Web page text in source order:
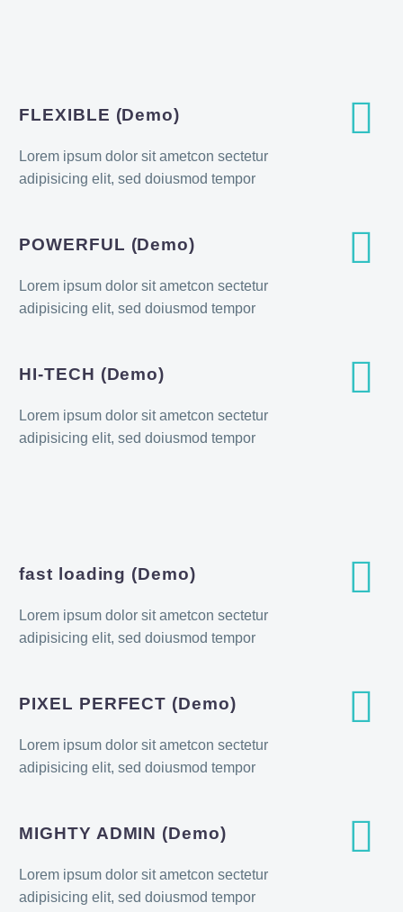
FLEXIBLE (Demo)
Lorem ipsum dolor sit ametcon sectetur
adipisicing elit, sed doiusmod tempor


POWERFUL (Demo)
Lorem ipsum dolor sit ametcon sectetur
adipisicing elit, sed doiusmod tempor


HI-TECH (Demo)
Lorem ipsum dolor sit ametcon sectetur
adipisicing elit, sed doiusmod tempor


fast loading (Demo)
Lorem ipsum dolor sit ametcon sectetur
adipisicing elit, sed doiusmod tempor


PIXEL PERFECT (Demo)
Lorem ipsum dolor sit ametcon sectetur
adipisicing elit, sed doiusmod tempor


MIGHTY ADMIN (Demo)
Lorem ipsum dolor sit ametcon sectetur
adipisicing elit, sed doiusmod tempor

